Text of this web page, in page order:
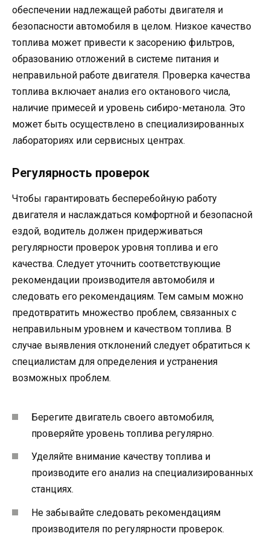
обеспечении надлежащей работы двигателя и
безопасности автомобиля в целом. Низкое качество
топлива может привести к засорению фильтров,
образованию отложений в системе питания и
неправильной работе двигателя. Проверка качества
топлива включает анализ его октанового числа,
наличие примесей и уровень сибиро-метанола. Это
может быть осуществлено в специализированных
лабораториях или сервисных центрах.
Регулярность проверок
Чтобы гарантировать бесперебойную работу
двигателя и наслаждаться комфортной и безопасной
ездой, водитель должен придерживаться
регулярности проверок уровня топлива и его
качества. Следует уточнить соответствующие
рекомендации производителя автомобиля и
следовать его рекомендациям. Тем самым можно
предотвратить множество проблем, связанных с
неправильным уровнем и качеством топлива. В
случае выявления отклонений следует обратиться к
специалистам для определения и устранения
возможных проблем.
Берегите двигатель своего автомобиля,
проверяйте уровень топлива регулярно.
Уделяйте внимание качеству топлива и
производите его анализ на специализированных
станциях.
Не забывайте следовать рекомендациям
производителя по регулярности проверок.